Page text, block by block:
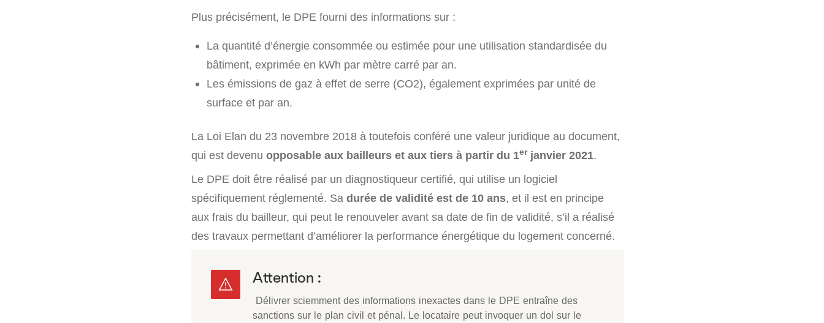
Plus précisément, le DPE fourni des informations sur :
La quantité d’énergie consommée ou estimée pour une utilisation standardisée du
bâtiment, exprimée en kWh par mètre carré par an.
Les émissions de gaz à effet de serre (CO2), également exprimées par unité de
surface et par an.
La Loi Elan du 23 novembre 2018 à toutefois conféré une valeur juridique au document,
qui est devenu opposable aux bailleurs et aux tiers à partir du 1erjanvier 2021.
Le DPE doit être réalisé par un diagnostiqueur certifié, qui utilise un logiciel
spécifiquement réglementé. Sa durée de validité est de 10 ans, et il est en principe
aux frais du bailleur, qui peut le renouveler avant sa date de fin de validité, s’il a réalisé
des travaux permettant d’améliorer la performance énergétique du logement concerné.
Attention :
Délivrer sciemment des informations inexactes dans le DPE entraîne des
sanctions sur le plan civil et pénal. Le locataire peut invoquer un dol sur le